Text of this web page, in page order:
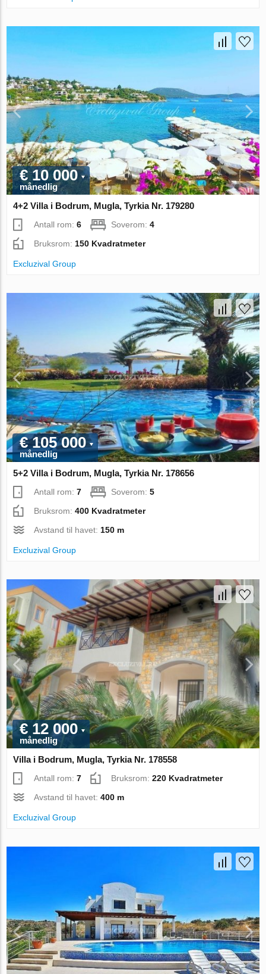
€ 10 000
månedlig
4+2 Villa i Bodrum, Mugla, Tyrkia Nr. 179280
Antall rom:6 Soverom:4
Bruksrom:150 Kvadratmeter
Excluzival Group
€ 105 000
månedlig
5+2 Villa i Bodrum, Mugla, Tyrkia Nr. 178656
Antall rom:7 Soverom:5
Bruksrom:400 Kvadratmeter
Avstand til havet: 150 m
Excluzival Group
€ 12 000
månedlig
Villa i Bodrum, Mugla, Tyrkia Nr. 178558
Antall rom:7 Bruksrom:220 Kvadratmeter
Avstand til havet:400 m
Excluzival Group